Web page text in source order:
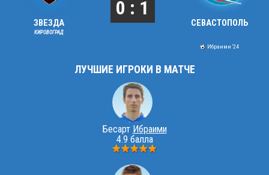
ЗВЕЗДА
КИРОВОГРАД
0 : 1
СЕВАСТОПОЛЬ
Ибраими '24
ЛУЧШИЕ ИГРОКИ В МАТЧЕ
Бесарт Ибраими
4.9 балла